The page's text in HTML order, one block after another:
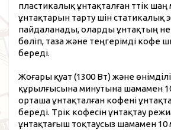
пластикалық ұнтақталған түтік
ұнтақтарын тарту үшін статикалық
пайдаланады, оларды ұнтақтың
бөліп, таза және теңгерімді кофе
береді.
Жоғары қуат (1300 Вт) және
құрылғысына минутына шамамен
орташа ұнтақталған кофені
береді. Түрік кофесін ұнтақтау
ұнтақтағыш тоқтаусыз шамамен